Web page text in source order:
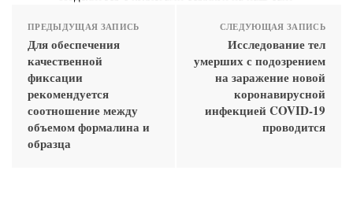
ПРЕДЫДУЩАЯ ЗАПИСЬ
Для обеспечения
качественной
фиксации
рекомендуется
соотношение между
объемом формалина и
образца
СЛЕДУЮЩАЯ ЗАПИСЬ
Исследование тел
умерших с подозрением
на заражение новой
коронавирусной
инфекцией COVID-19
проводится